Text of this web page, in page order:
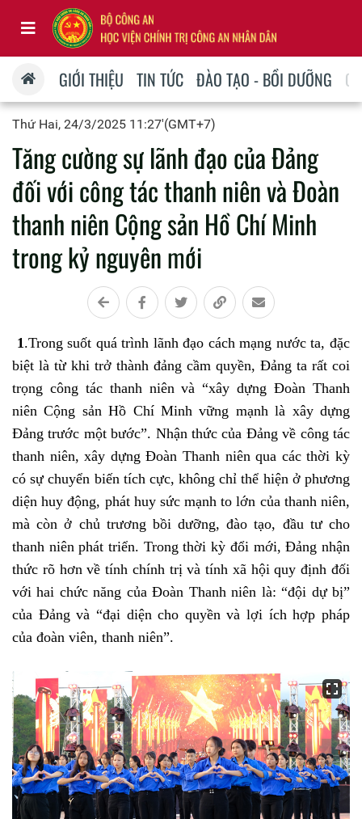
GIỚI THIỆU TIN TỨC ĐÀO TẠO - BỒI DƯỠNG
Thứ Hai, 24/3/2025 11:27'(GMT+7)
Tăng cường sự lãnh đạo của Đảng
đối với công tác thanh niên và Đoàn
thanh niên Cộng sản Hồ Chí Minh
trong kỷ nguyên mới
1.Trong suốt quá trình lãnh đạo cách mạng nước ta, đặc
biệt là từ khi trở thành đảng cầm quyền, Đảng ta rất coi
trọng công tác thanh niên và “xây dựng Đoàn Thanh
niên Cộng sản Hồ Chí Minh vững mạnh là xây dựng
Đảng trước một bước”. Nhận thức của Đảng về công tác
thanh niên, xây dựng Đoàn Thanh niên qua các thời kỳ
có sự chuyển biến tích cực, không chỉ thể hiện ở phương
diện huy động, phát huy sức mạnh to lớn của thanh niên,
mà còn ở chủ trương bồi dưỡng, đào tạo, đầu tư cho
thanh niên phát triển. Trong thời kỳ đổi mới, Đảng nhận
thức rõ hơn về tính chính trị và tính xã hội quy định đối
với hai chức năng của Đoàn Thanh niên là: “đội dự bị”
của Đảng và “đại diện cho quyền và lợi ích hợp pháp
của đoàn viên, thanh niên”.